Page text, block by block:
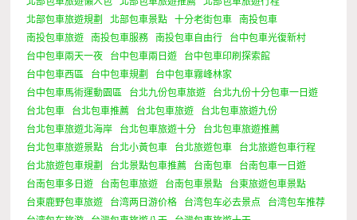
北部包車旅遊規劃
北部包車景點 十分老街包車
南投包車
南投包車旅遊
南投包車服務 南投包車自由行
台中包車光復新村
台中包車兩天一夜
台中包車兩日遊
台中包車印刷探索館
台中包車西區
台中包車規劃
台中包車霧峰林家
台中包車馬術運動園區
台北九份包車旅遊
台北九份十分包車一日遊
台北包車
台北包車推薦 台北包車旅遊
台北包車旅遊九份
台北包車旅遊北海岸
台北包車旅遊十分
台北包車旅遊推薦
台北包車旅遊景點
台北小黃包車 台北旅遊包車
台北旅遊包車行程
台北旅遊包車規劃
台北景點包車推薦 台南包車
台南包車一日遊
台南包車多日遊
台南包車旅遊 台南包車景點
台東旅遊包車景點
台東鹿野包車旅遊
台湾两日游价格 台湾包车必去景点
台湾包车推荐